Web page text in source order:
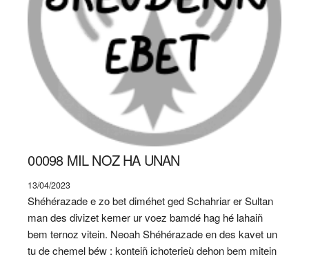
00098 MIL NOZ HA UNAN
13/04/2023
Shéhérazade e zo bet diméhet ged Schahriar er Sultan
man des divizet kemer ur voez bamdé hag hé lahaiñ
bem ternoz vitein. Neoah Shéhérazade en des kavet un
tu de chemel béw : konteiñ ichoterieù dehon bem mitein